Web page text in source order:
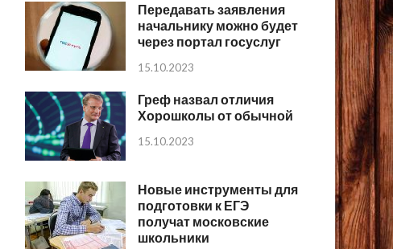
Передавать заявления
начальнику можно будет
через портал госуслуг
15.10.2023
Греф назвал отличия
Хорошколы от обычной
15.10.2023
Новые инструменты для
подготовки к ЕГЭ
получат московские
школьники